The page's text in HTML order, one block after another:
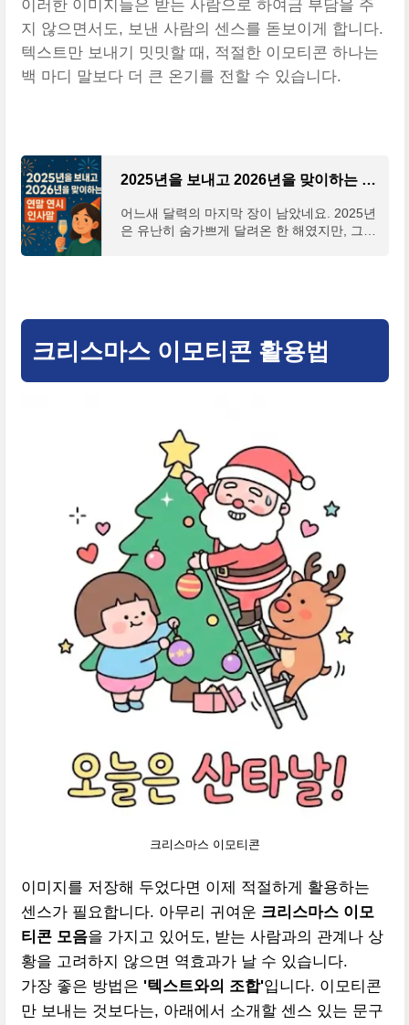
이러한 이미지들은 받는 사람으로 하여금 부담을 주
지 않으면서도, 보낸 사람의 센스를 돋보이게 합니다.
텍스트만 보내기 밋밋할 때, 적절한 이모티콘 하나는
백 마디 말보다 더 큰 온기를 전할 수 있습니다.
2025년을 보내고 2026년을 맞이하는 연말 연시 인사말 문구 추천
어느새 달력의 마지막 장이 남았네요. 2025년
은 유난히 숨가쁘게 달려온 한 해였지만, 그만
크리스마스 이모티콘 활용법
크리스마스 이모티콘
이미지를 저장해 두었다면 이제 적절하게 활용하는
센스가 필요합니다. 아무리 귀여운 크리스마스 이모
티콘 모음을 가지고 있어도, 받는 사람과의 관계나 상
황을 고려하지 않으면 역효과가 날 수 있습니다.
가장 좋은 방법은 '텍스트와의 조합'입니다. 이모티콘
만 보내는 것보다는, 아래에서 소개할 센스 있는 문구